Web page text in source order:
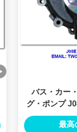
バス・カー
グ・ポンプ
ィーゼル・パ
トラック・
最高